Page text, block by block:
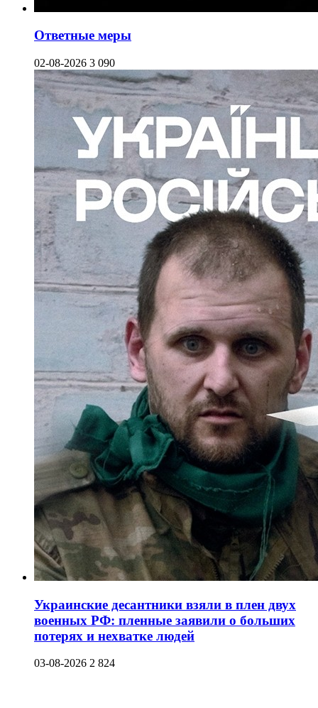
Ответные меры
02-08-2026 3 090
Украинские десантники взяли в плен двух
военных РФ: пленные заявили о больших
потерях и нехватке людей
03-08-2026 2 824